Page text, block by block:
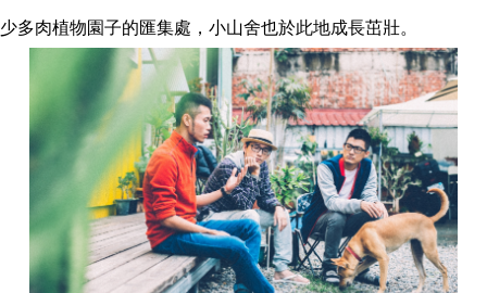
少多肉植物園子的匯集處，小山舍也於此地成長茁壯。